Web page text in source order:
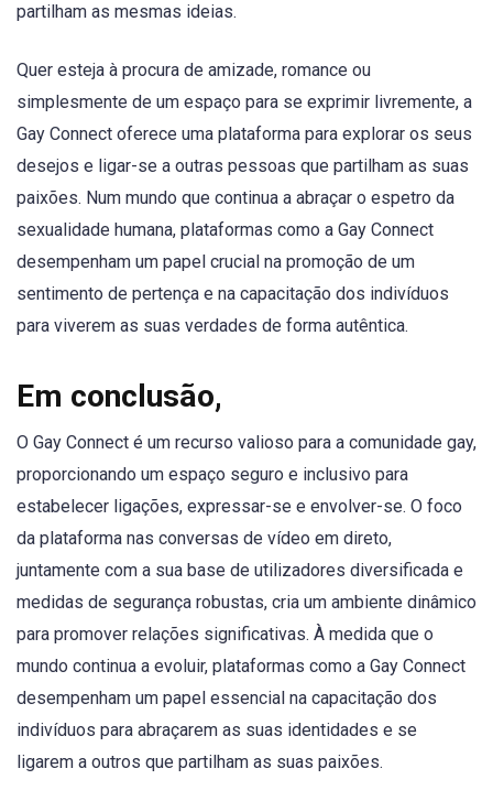
partilham as mesmas ideias.
Quer esteja à procura de amizade, romance ou
simplesmente de um espaço para se exprimir livremente, a
Gay Connect oferece uma plataforma para explorar os seus
desejos e ligar-se a outras pessoas que partilham as suas
paixões. Num mundo que continua a abraçar o espetro da
sexualidade humana, plataformas como a Gay Connect
desempenham um papel crucial na promoção de um
sentimento de pertença e na capacitação dos indivíduos
para viverem as suas verdades de forma autêntica.
Em conclusão,
O Gay Connect é um recurso valioso para a comunidade gay,
proporcionando um espaço seguro e inclusivo para
estabelecer ligações, expressar-se e envolver-se. O foco
da plataforma nas conversas de vídeo em direto,
juntamente com a sua base de utilizadores diversificada e
medidas de segurança robustas, cria um ambiente dinâmico
para promover relações significativas. À medida que o
mundo continua a evoluir, plataformas como a Gay Connect
desempenham um papel essencial na capacitação dos
indivíduos para abraçarem as suas identidades e se
ligarem a outros que partilham as suas paixões.